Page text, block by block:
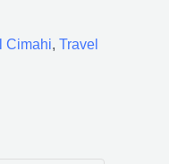
Cimahi, Travel